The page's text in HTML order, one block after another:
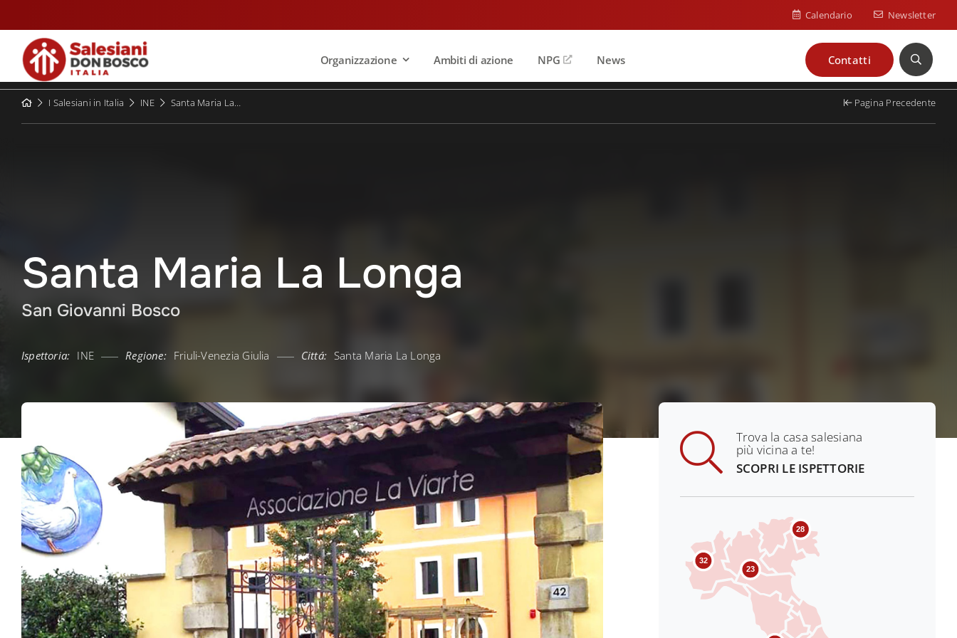
to
content
Calendario Newsletter
Organizzazione Ambiti di azione NPG News Contatti Cerca
I Salesiani in Italia INE Santa Maria La Longa Pagina Precedente
Santa Maria La Longa
San Giovanni Bosco
Ispettoria: INE Regione: Friuli-Venezia Giulia Cittá: Santa Maria La Longa
Trova la casa salesiana
più vicina a te!
SCOPRI LE ISPETTORIE
32
23
28